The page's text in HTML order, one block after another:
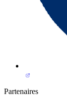
Partenaires